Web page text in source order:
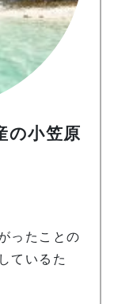
の小笠原
ったことの
ているた